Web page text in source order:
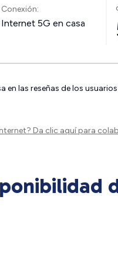
Conexión:
Internet 5G en casa
en las reseñas de los
Da clic aquípara